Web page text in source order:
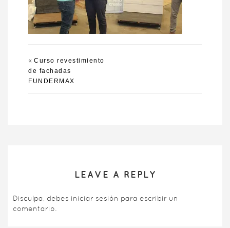
« Curso revestimiento
de fachadas
FUNDERMAX
LEAVE A REPLY
Disculpa, debes iniciar sesión para escribir un
comentario.